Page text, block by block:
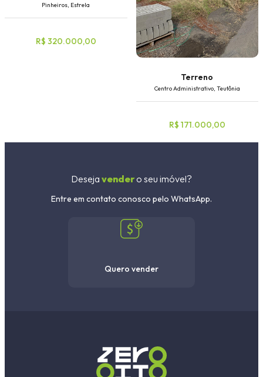
Pinheiros, Estrela
R$ 320.000,00
Terreno
Centro Administrativo, Teutônia
R$ 171.000,00
Deseja vendero seu imóvel?
Entre em contato conosco pelo WhatsApp.
Quero vender